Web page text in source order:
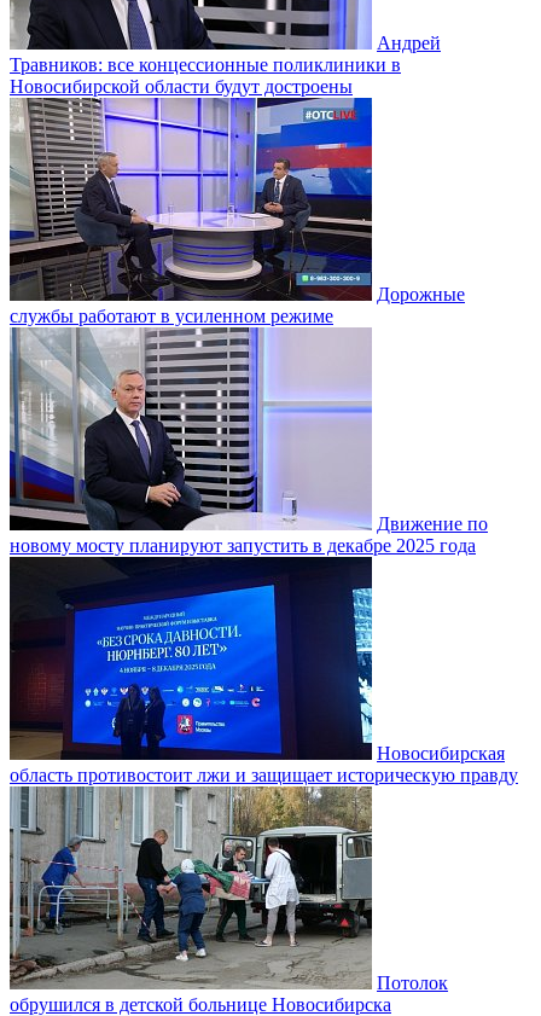
Андрей
Травников: все концессионные поликлиники в
Новосибирской области будут достроены
Дорожные
службы работают в усиленном режиме
Движение по
новому мосту планируют запустить в декабре 2025 года
Новосибирская
область противостоит лжи и защищает историческую правду
Потолок
обрушился в детской больнице Новосибирска